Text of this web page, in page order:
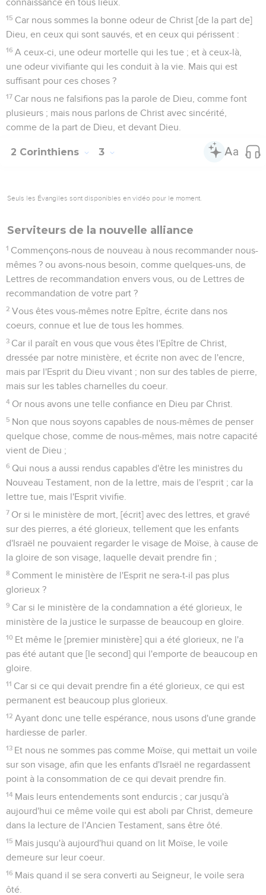
connaissance en tous lieux.
15 Car nous sommes la bonne odeur de Christ [de la part de]
Dieu, en ceux qui sont sauvés, et en ceux qui périssent :
16 A ceux-ci, une odeur mortelle qui les tue ; et à ceux-là,
une odeur vivifiante qui les conduit à la vie. Mais qui est
suffisant pour ces choses ?
17 Car nous ne falsifions pas la parole de Dieu, comme font
plusieurs ; mais nous parlons de Christ avec sincérité,
comme de la part de Dieu, et devant Dieu.
2 Corinthiens 3
Seuls les Évangiles sont disponibles en vidéo pour le moment.
Serviteurs de la nouvelle alliance
1 Commençons-nous de nouveau à nous recommander nous-
mêmes ? ou avons-nous besoin, comme quelques-uns, de
Lettres de recommandation envers vous, ou de Lettres de
recommandation de votre part ?
2 Vous êtes vous-mêmes notre Epître, écrite dans nos
coeurs, connue et lue de tous les hommes.
3 Car il paraît en vous que vous êtes l'Epître de Christ,
dressée par notre ministère, et écrite non avec de l'encre,
mais par l'Esprit du Dieu vivant ; non sur des tables de pierre,
mais sur les tables charnelles du coeur.
4 Or nous avons une telle confiance en Dieu par Christ.
5 Non que nous soyons capables de nous-mêmes de penser
quelque chose, comme de nous-mêmes, mais notre capacité
vient de Dieu ;
6 Qui nous a aussi rendus capables d'être les ministres du
Nouveau Testament, non de la lettre, mais de l'esprit ; car la
lettre tue, mais l'Esprit vivifie.
7 Or si le ministère de mort, [écrit] avec des lettres, et gravé
sur des pierres, a été glorieux, tellement que les enfants
d'Israël ne pouvaient regarder le visage de Moïse, à cause de
la gloire de son visage, laquelle devait prendre fin ;
8 Comment le ministère de l'Esprit ne sera-t-il pas plus
glorieux ?
9 Car si le ministère de la condamnation a été glorieux, le
ministère de la justice le surpasse de beaucoup en gloire.
10 Et même le [premier ministère] qui a été glorieux, ne l'a
pas été autant que [le second] qui l'emporte de beaucoup en
gloire.
11 Car si ce qui devait prendre fin a été glorieux, ce qui est
permanent est beaucoup plus glorieux.
12 Ayant donc une telle espérance, nous usons d'une grande
hardiesse de parler.
13 Et nous ne sommes pas comme Moïse, qui mettait un voile
sur son visage, afin que les enfants d'Israël ne regardassent
point à la consommation de ce qui devait prendre fin.
14 Mais leurs entendements sont endurcis ; car jusqu'à
aujourd'hui ce même voile qui est aboli par Christ, demeure
dans la lecture de l'Ancien Testament, sans être ôté.
15 Mais jusqu'à aujourd'hui quand on lit Moïse, le voile
demeure sur leur coeur.
16 Mais quand il se sera converti au Seigneur, le voile sera
ôté.